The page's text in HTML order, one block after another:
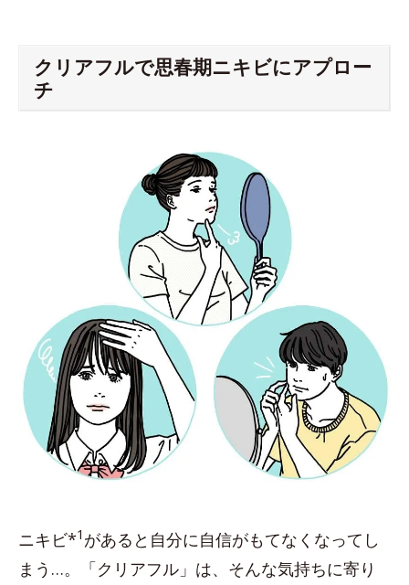
クリアフルで思春期ニキビにアプロー
チ
ニキビ*1 があると自分に自信がもてなくなってし
まう…。「クリアフル」は、そんな気持ちに寄り